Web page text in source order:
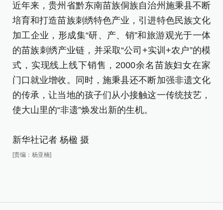
近年来，贵州省黔东南苗族侗族自治州施秉县不断
培育和打造苗族刺绣特色产业，引进特色民族文化
加工企业，形成集“研、产、销”和旅游观光于一体
的苗族刺绣产业链，并采取“公司+实训+农户”的模
式，实现线上线下销售，2000余名苗族妇女在家
门口就业增收。同时，施秉县还不断加强非遗文化
的传承，让当地的孩子们从小接触这一传统技艺，
使大山里的“非遗”焕发出新的生机。
新华社记者 杨楹 摄
[责编：杨亚楠]